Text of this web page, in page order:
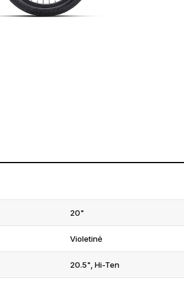
20"
Violetinė
20.5", Hi-Ten